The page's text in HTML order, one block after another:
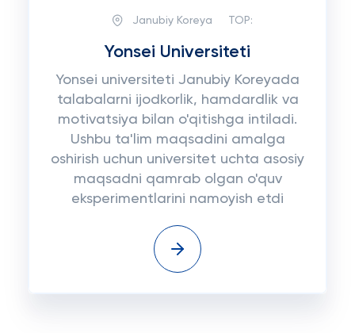
Janubiy Koreya TOP:
Yonsei Universiteti
Yonsei universiteti Janubiy Koreyada
talabalarni ijodkorlik, hamdardlik va
motivatsiya bilan o'qitishga intiladi.
Ushbu ta'lim maqsadini amalga
oshirish uchun universitet uchta asosiy
maqsadni qamrab olgan o'quv
eksperimentlarini namoyish etdi